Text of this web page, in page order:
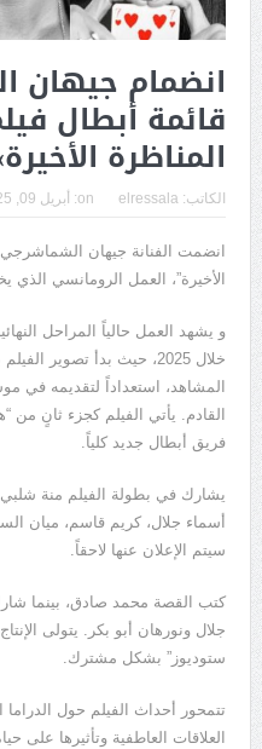
انضمام جيهان
قائمة أبطال
المناظرة
الكاتب: elressala
on: أبريل 09, 2025
انضمت الفنانة جيهان الشماشرجي
الأخيرة”، العمل الرومانسي الذي
و يشهد العمل حالياً المراحل
خلال 2025، حيث بدأ تصوير
المشاهد، استعداداً لتقديمه في
فريق أبطال جديد كلياً.
يشارك في بطولة الفيلم منة
أسماء جلال، كريم قاسم، ميان
سيتم الإعلان عنها لاحقاً.
كتب القصة محمد صادق، بينما
جلال ونورهان أبو بكر. يتولى
ستوديوز” بشكل مشترك.
تتمحور أحداث الفيلم حول
العلاقات العاطفية وتأثيرها على